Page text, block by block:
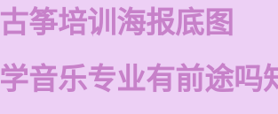
古筝培训海报底图
学音乐专业有前途吗